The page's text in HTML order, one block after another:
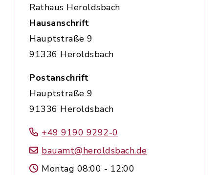
Rathaus Heroldsbach
Hausanschrift
Hauptstraße 9
91336 Heroldsbach
Postanschrift
Hauptstraße 9
91336 Heroldsbach
+49 9190 9292-0
bauamt@heroldsbach.de
Montag 08:00 - 12:00